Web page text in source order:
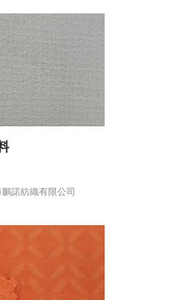
諾紡織有限公司